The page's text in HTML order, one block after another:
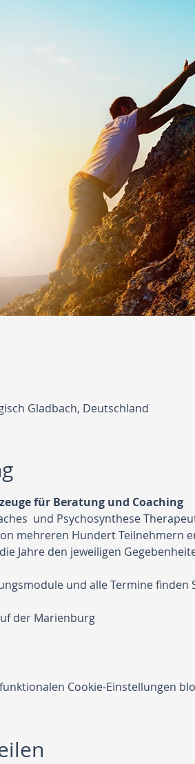
Gladbach, Deutschland
für Beratung und Coaching
und Psychosynthese
mehreren Hundert Teilnehmern
Jahre den jeweiligen
und alle Termine finden
auf der Marienburg
Cookie-Einstellungen